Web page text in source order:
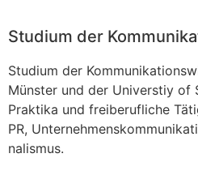
Studium der
Stu­di­um der
Müns­ter und der Uni­ver­s­tiy of
Prak­ti­ka und frei­be­ruf­li­che
PR,
na­lis­mus.